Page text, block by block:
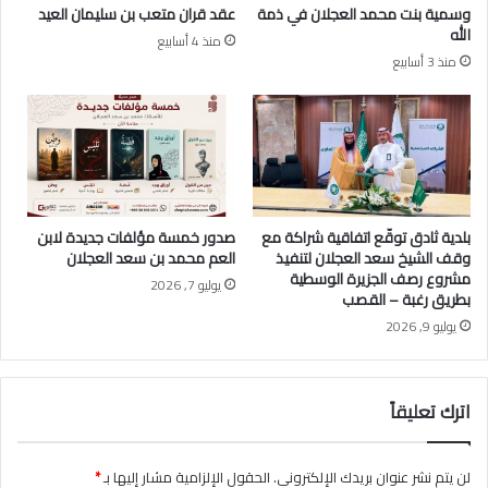
ج
ل
ا
ن
ب
م
ن
ا
س
ة
ي
و
م
ل
ت
أ
ي
س
ع
ب
د
ا
ل
ع
ز
ي
ا
ل
ع
ج
ل
ن
و
ج
و
وسمية بنت محمد العجلان في ذمة
الله
منذ 3 أسابيع
عقد قران متعب بن سليمان العيد
منذ 4 أسابيع
بلدية ثادق توقّع اتفاقية شراكة مع
وقف الشيخ سعد العجلان لتنفيذ
مشروع رصف الجزيرة الوسطية
بطريق رغبة – القصب
يوليو 9, 2026
صدور خمسة مؤلفات جديدة لابن
العم محمد بن سعد العجلان
يوليو 7, 2026
اترك تعليقاً
لن يتم نشر عنوان بريدك الإلكتروني.الحقول الإلزامية مشار إليها بـ*